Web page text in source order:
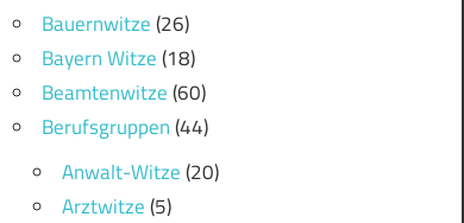
Bauernwitze(26)
Bayern Witze(18)
Beamtenwitze(60)
Berufsgruppen(44)
Anwalt-Witze(20)
Arztwitze(5)